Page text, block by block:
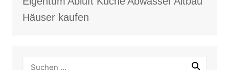
Häuser kaufen